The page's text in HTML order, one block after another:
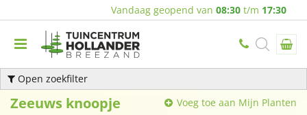
Vandaag geopend van 08:30 t/m 17:30
Open zoekfilter
Zeeuws knoopje Voeg toe aan Mijn Planten